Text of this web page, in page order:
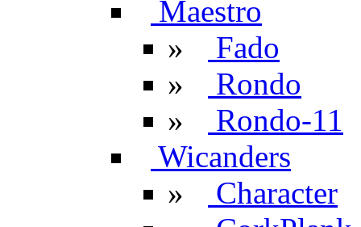
Maestro
»
Fado
»
Rondo
»
Rondo-11
Wicanders
»
Character